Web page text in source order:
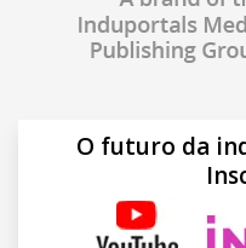
O futuro da